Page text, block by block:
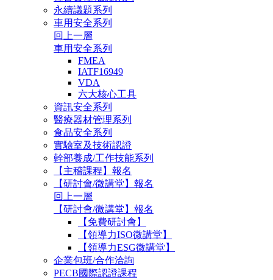
永續議題系列
車用安全系列
回上一層
車用安全系列
FMEA
IATF16949
VDA
六大核心工具
資訊安全系列
醫療器材管理系列
食品安全系列
實驗室及技術認證
幹部養成/工作技能系列
【主稽課程】報名
【研討會/微講堂】報名
回上一層
【研討會/微講堂】報名
【免費研討會】
【領導力ISO微講堂】
【領導力ESG微講堂】
企業包班/合作洽詢
PECB國際認證課程